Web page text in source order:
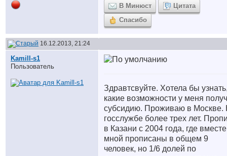
В Минюст
Цитата
Спасибо
16.12.2013, 21:24
Kamill-s1
Пользователь
Здравтсвуйте. Хотела бы
какие возможности у меня
субсидию. Проживаю в Москве.
госслужбе более трех лет.
в Казани с 2004 года, где
мной прописаны в общем 9
человек, но 1/6 долей по